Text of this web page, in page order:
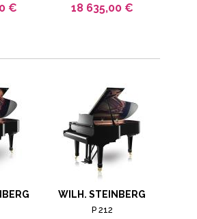
€ 18 635,00 €
WILH. STEINBERG
P 212